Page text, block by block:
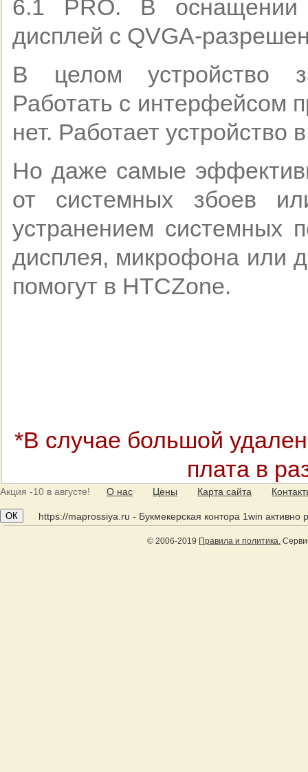
6.1 PRO. В оснащении
дисплей с QVGA-
В целом устройство
Работать с интерфейсом
нет. Работает
Но даже самые
от системных збоев
устранением системных
дисплея, микрофона или
помогут в HTCZone.
*В случае большой
плата в
О нас Цены Карта сайта
https://maprossiya.ru - Букмекерская контора 1win активно
© 2006-2019 Правила и политика.
Акция -10 в августе!
ОК